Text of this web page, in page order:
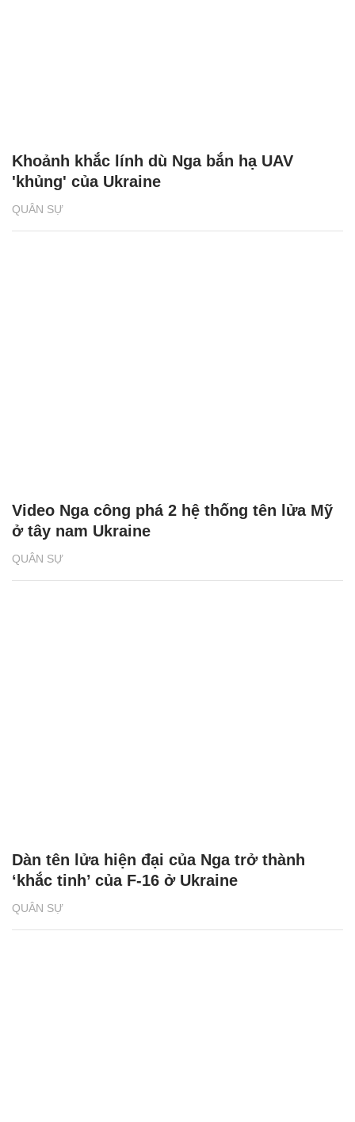
QUÂN SỰ
Khoảnh khắc lính dù Nga bắn hạ UAV
'khủng' của Ukraine
QUÂN SỰ
Video Nga công phá 2 hệ thống tên lửa Mỹ
ở tây nam Ukraine
QUÂN SỰ
Dàn tên lửa hiện đại của Nga trở thành
‘khắc tinh’ của F-16 ở Ukraine